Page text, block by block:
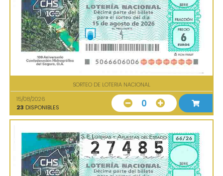
SORTEO DE LOTERIA NACIONAL
15/08/2026
23 DISPONIBLES 0